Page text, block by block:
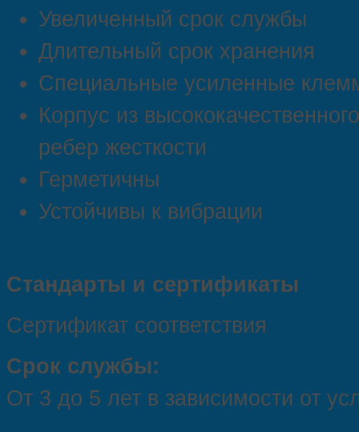
Увеличенный срок службы
Длительный срок хранения
Специальные усиленные
Корпус из
ребер жесткости
Герметичны
Устойчивы к вибрации
Стандарты и сертификаты
Сертификат соответствия
Срок службы:
От 3 до 5 лет в зависимости от